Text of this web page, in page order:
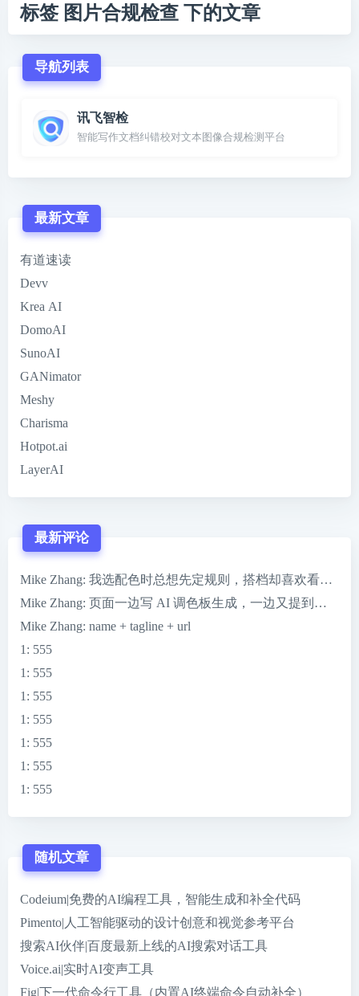
标签 图片合规检查 下的文章
导航列表
讯飞智检
智能写作文档纠错校对文本图像合规检测平台
最新文章
有道速读
Devv
Krea AI
DomoAI
SunoAI
GANimator
Meshy
Charisma
Hotpot.ai
LayerAI
最新评论
Mike Zhang: 我选配色时总想先定规则，搭档却喜欢看到
Mike Zhang: 页面一边写 AI 调色板生成，一边又提到一键完
Mike Zhang: name + tagline + url
1 : 555
1 : 555
1 : 555
1 : 555
1 : 555
1 : 555
1 : 555
随机文章
Codeium|免费的AI编程工具，智能生成和补全代码
Pimento|人工智能驱动的设计创意和视觉参考平台
搜索AI伙伴|百度最新上线的AI搜索对话工具
Voice.ai|实时AI变声工具
Fig|下一代命令行工具（内置AI终端命令自动补全）